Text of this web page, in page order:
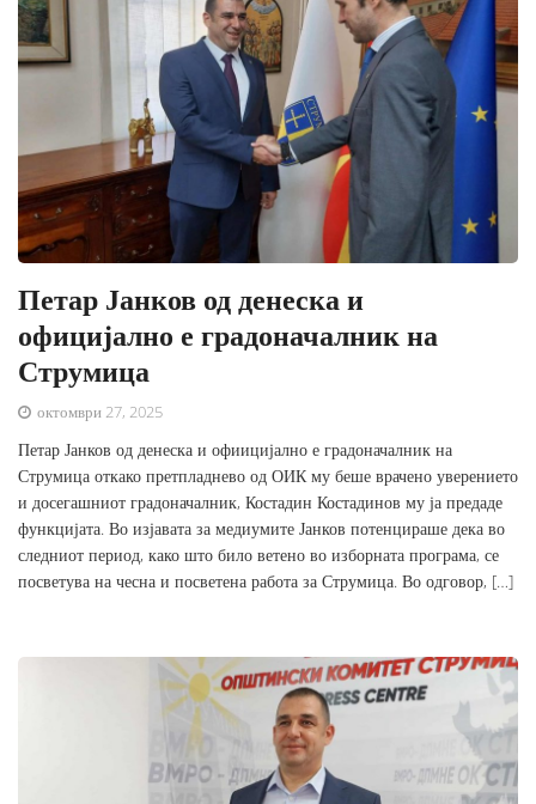
Петар Јанков од денеска и
официјално е градоначалник на
Струмица
октомври 27, 2025
Петар Јанков од денеска и офиицијално е градоначалник на
Струмица откако претпладнево од ОИК му беше врачено уверението
и досегашниот градоначалник, Костадин Костадинов му ја предаде
функцијата. Во изјавата за медиумите Јанков потенцираше дека во
следниот период, како што било ветено во изборната програма, се
посветува на чесна и посветена работа за Струмица. Во одговор, […]